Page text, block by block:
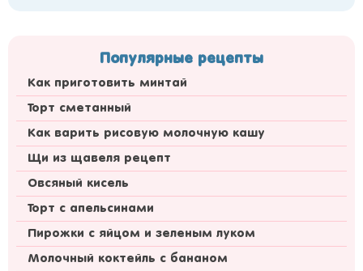
Популярные рецепты
Как приготовить минтай
Торт сметанный
Как варить рисовую молочную кашу
Щи из щавеля рецепт
Овсяный кисель
Торт с апельсинами
Пирожки с яйцом и зеленым луком
Молочный коктейль с бананом